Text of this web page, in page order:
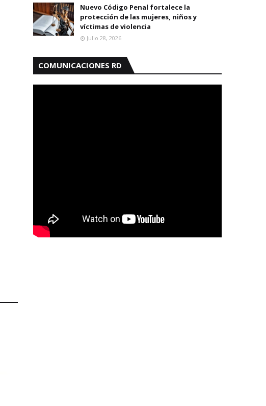
Nuevo Código Penal fortalece la
protección de las mujeres, niños y
víctimas de violencia
Julio 28, 2026
COMUNICACIONES RD